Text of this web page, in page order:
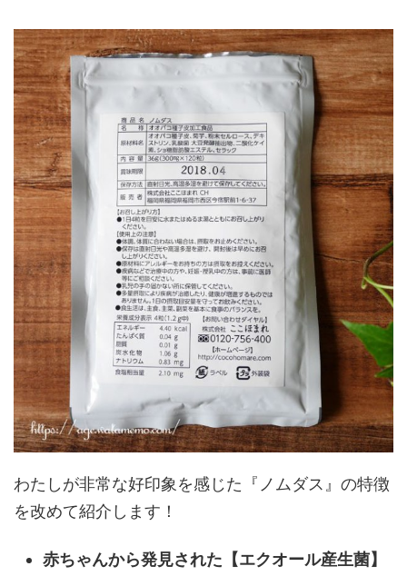
わたしが非常な好印象を感じた『ノムダス』の特徴
を改めて紹介します！
赤ちゃんから発見された【エクオール産生菌】